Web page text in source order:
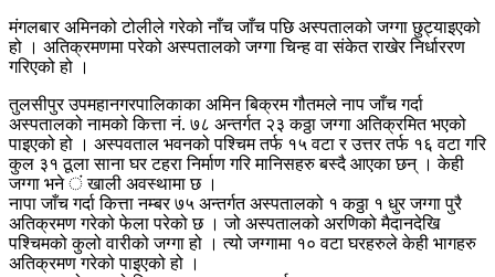
मंगलबार अमिनको टोलीले गरेको नाँच जाँच पछि अस्पतालको जग्गा छुट्याइएको
हो । अतिक्रमणमा परेको अस्पतालको जग्गा चिन्ह वा संकेत राखेर निर्धाररण
गरिएको हो ।
तुलसीपुर उपमहानगरपालिकाका अमिन बिक्रम गौतमले नाप जाँच गर्दा
अस्पतालको नामको कित्ता नं. ७८ अन्तर्गत २३ कठ्ठा जग्गा अतिक्रमित भएको
पाइएको हो । अस्पवताल भवनको पश्चिम तर्फ १५ वटा र उत्तर तर्फ १६ वटा गरि
कुल ३१ ठूला साना घर टहरा निर्माण गरि मानिसहरु बस्दै आएका छन् । केही
जग्गा भने ं खाली अवस्थामा छ ।
नापा जाँच गर्दा कित्ता नम्बर ७५ अन्तर्गत अस्पतालको १ कठ्ठा १ धुर जग्गा पुरै
अतिक्रमण गरेको फेला परेको छ । जो अस्पतालको अरणिको मैदानदेखि
पश्चिमको कुलो वारीको जग्गा हो । त्यो जग्गामा १० वटा घरहरुले केही भागहरु
अतिक्रमण गरेको पाइएको हो ।